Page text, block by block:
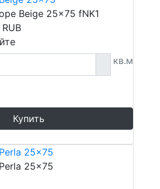
Beige 25x75 fNK1
RUB
кв.м
Купить
25x75
25x75